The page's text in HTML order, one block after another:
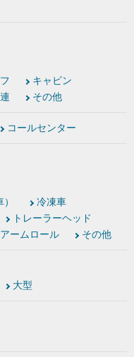
キャビン
その他
コールセンター
冷凍車
トレーラーヘッド
アームロール その他
大型